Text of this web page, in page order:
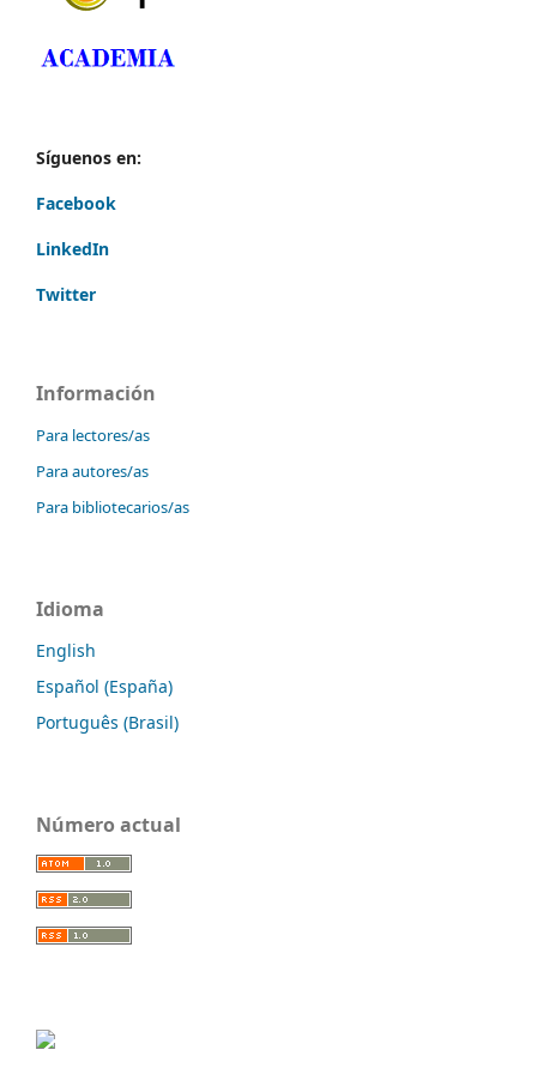
Síguenos en:
Facebook
LinkedIn
Twitter
Información
Para lectores/as
Para autores/as
Para bibliotecarios/as
Idioma
English
Español (España)
Português (Brasil)
Número actual